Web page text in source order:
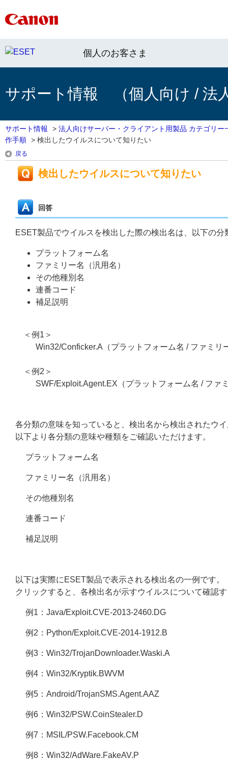
個人のお客さま
サポート情報 （個人向け / 法
サポート情報 > 法人向けサーバー・クライアント用製品 カテゴリー
作手順 > 検出したウイルスについて知りたい
戻る
検出したウイルスについて知りたい
回答
ESET製品でウイルスを検出した際の検出名は、以下の
プラットフォーム名
ファミリー名（汎用名）
その他種別名
連番コード
補足説明
＜例1＞
Win32/Conficker.A（プラットフォーム名 / ファミリ
＜例2＞
SWF/Exploit.Agent.EX（プラットフォーム名 / ファ
各分類の意味を知っていると、検出名から検出されたウ
以下より各分類の意味や種類をご確認いただけます。
プラットフォーム名
ファミリー名（汎用名）
その他種別名
連番コード
補足説明
以下は実際にESET製品で表示される検出名の一例です。
クリックすると、各検出名が示すウイルスについて確認
例1：Java/Exploit.CVE-2013-2460.DG
例2：Python/Exploit.CVE-2014-1912.B
例3：Win32/TrojanDownloader.Waski.A
例4：Win32/Kryptik.BWVM
例5：Android/TrojanSMS.Agent.AAZ
例6：Win32/PSW.CoinStealer.D
例7：MSIL/PSW.Facebook.CM
例8：Win32/AdWare.FakeAV.P